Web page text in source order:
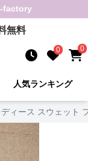
factory
無料
0 0
人気ランキング
ディース スウェット